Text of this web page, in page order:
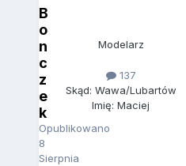
B
o
n
c
z
e
k
Opublikowano
8
Sierpnia
Modelarz
137
Skąd: Wawa/Lubartów
Imię: Maciej